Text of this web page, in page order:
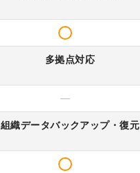
多拠点対応
—
組織データバックアップ・復元